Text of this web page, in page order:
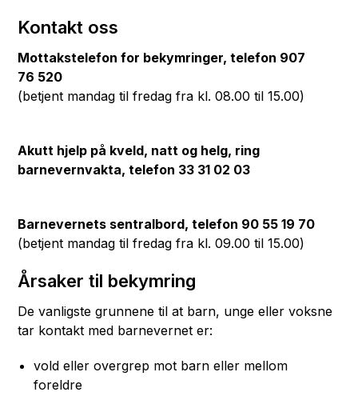
Kontakt oss
Mottakstelefon for bekymringer, telefon 907
76 520
(betjent mandag til fredag fra kl. 08.00 til 15.00)
Akutt hjelp på kveld, natt og helg, ring
barnevernvakta, telefon 33 31 02 03
Barnevernets sentralbord, telefon 90 55 19 70
(betjent mandag til fredag fra kl. 09.00 til 15.00)
Årsaker til bekymring
De vanligste grunnene til at barn, unge eller voksne
tar kontakt med barnevernet er:
vold eller overgrep mot barn eller mellom
foreldre